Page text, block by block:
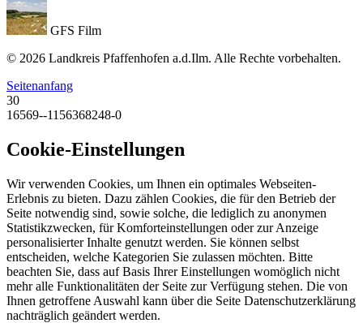
GFS Film
© 2026 Landkreis Pfaffenhofen a.d.Ilm. Alle Rechte vorbehalten.
Seitenanfang
30
16569--1156368248-0
Cookie-Einstellungen
Wir verwenden Cookies, um Ihnen ein optimales Webseiten-
Erlebnis zu bieten. Dazu zählen Cookies, die für den Betrieb der
Seite notwendig sind, sowie solche, die lediglich zu anonymen
Statistikzwecken, für Komforteinstellungen oder zur Anzeige
personalisierter Inhalte genutzt werden. Sie können selbst
entscheiden, welche Kategorien Sie zulassen möchten. Bitte
beachten Sie, dass auf Basis Ihrer Einstellungen womöglich nicht
mehr alle Funktionalitäten der Seite zur Verfügung stehen. Die von
Ihnen getroffene Auswahl kann über die Seite Datenschutzerklärung
nachträglich geändert werden.